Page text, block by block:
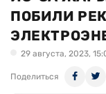
ПОБИЛИ
29 августа, 2023,
Поделиться